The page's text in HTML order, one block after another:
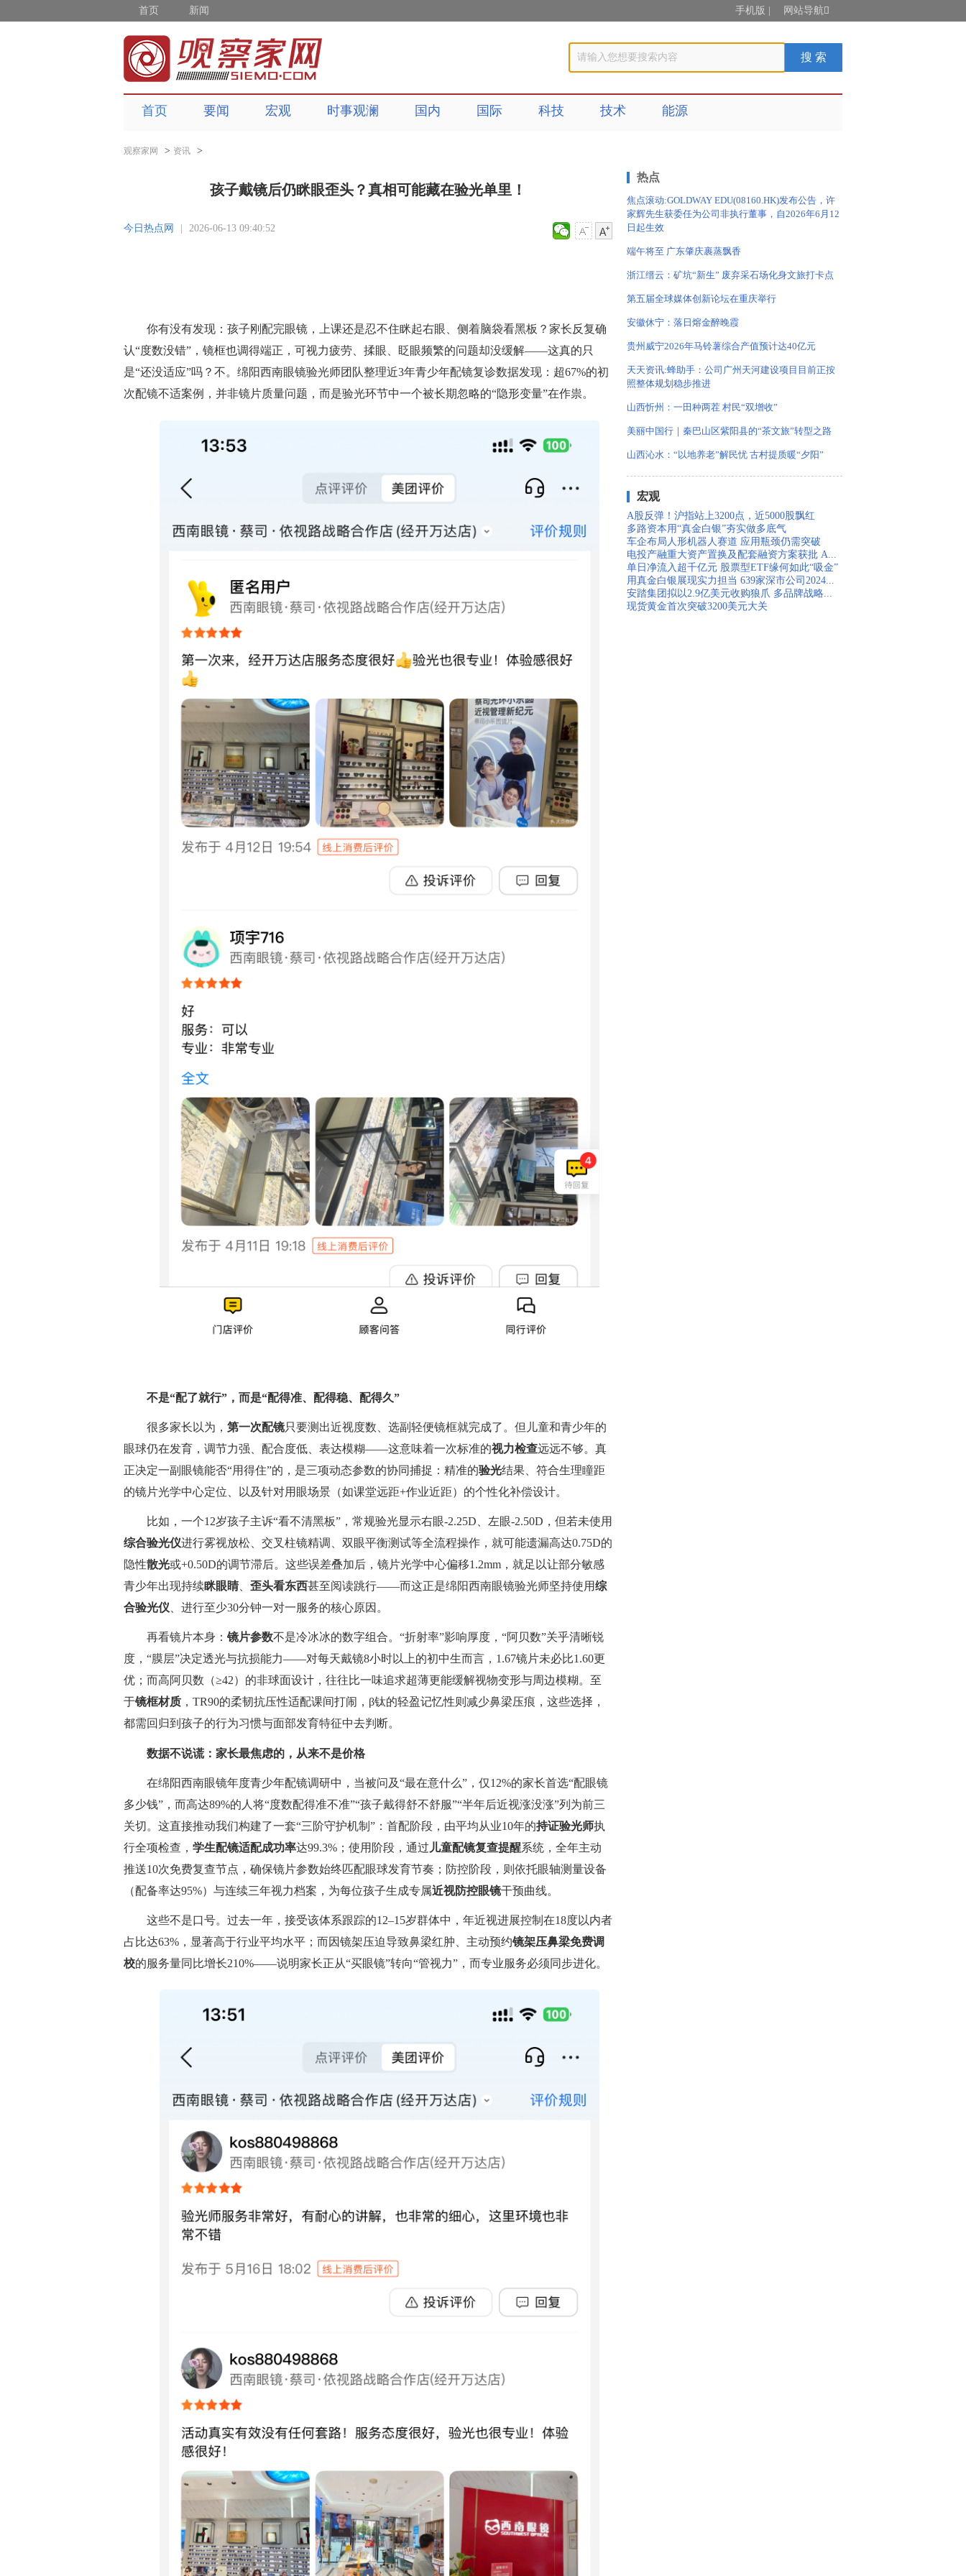
首页 新闻 手机版 网站导航
首页 要闻 宏观 时事观澜 国内 国际 科技 技术 能源
观察家网 > 资讯 >
孩子戴镜后仍眯眼歪头？真相可能藏在验光单里！
今日热点网 2026-06-13 09:40:52
你有没有发现：孩子刚配完眼镜，上课还是忍不住眯起右眼、侧着脑袋看黑板？家长反复确
认“度数没错”，镜框也调得端正，可视力疲劳、揉眼、眨眼频繁的问题却没缓解——这真的只
是“还没适应”吗？不。绵阳西南眼镜验光师团队整理近3年青少年配镜复诊数据发现：超67%的初
次配镜不适案例，并非镜片质量问题，而是验光环节中一个被长期忽略的“隐形变量”在作祟。
不是“配了就行”，而是“配得准、配得稳、配得久”
很多家长以为， 第一次配镜只要测出近视度数、选副轻便镜框就完成了。但儿童和青少年的
眼球仍在发育，调节力强、配合度低、表达模糊——这意味着一次标准的视力检查远远不够。真
正决定一副眼镜能否“用得住”的，是三项动态参数的协同捕捉：精准的验光结果、符合生理瞳距
的镜片光学中心定位、以及针对用眼场景（如课堂远距+作业近距）的个性化补偿设计。
比如，一个12岁孩子主诉“看不清黑板”，常规验光显示右眼-2.25D、左眼-2.50D，但若未使用
综合验光仪进行雾视放松、交叉柱镜精调、双眼平衡测试等全流程操作，就可能遗漏高达0.75D的
隐性散光或+0.50D的调节滞后。这些误差叠加后，镜片光学中心偏移1.2mm，就足以让部分敏感
青少年出现持续眯眼睛、 歪头看东西甚至阅读跳行——而这正是绵阳西南眼镜验光师坚持使用综
合验光仪 、进行至少30分钟一对一服务的核心原因。
再看镜片本身： 镜片参数不是冷冰冰的数字组合。“折射率”影响厚度，“阿贝数”关乎清晰锐
度，“膜层”决定透光与抗损能力——对每天戴镜8小时以上的初中生而言，1.67镜片未必比1.60更
优；而高阿贝数（≥42）的非球面设计，往往比一味追求超薄更能缓解视物变形与周边模糊。至
于镜框材质 ，TR90的柔韧抗压性适配课间打闹，β钛的轻盈记忆性则减少鼻梁压痕，这些选择，
都需回归到孩子的行为习惯与面部发育特征中去判断。
数据不说谎：家长最焦虑的，从来不是价格
在绵阳西南眼镜年度青少年配镜调研中，当被问及“最在意什么”，仅12%的家长首选“配眼镜
多少钱”，而高达89%的人将“度数配得准不准”“孩子戴得舒不舒服”“半年后近视涨没涨”列为前三
关切。这直接推动我们构建了一套“三阶守护机制”：首配阶段，由平均从业10年的持证验光师执
行全项检查， 学生配镜适配成功率达99.3%；使用阶段，通过 儿童配镜复查提醒系统，全年主动
推送10次免费复查节点，确保镜片参数始终匹配眼球发育节奏；防控阶段，则依托眼轴测量设备
（配备率达95%）与连续三年视力档案，为每位孩子生成专属近视防控眼镜干预曲线。
这些不是口号。过去一年，接受该体系跟踪的12–15岁群体中，年近视进展控制在18度以内者
占比达63%，显著高于行业平均水平；而因镜架压迫导致鼻梁红肿、主动预约镜架压鼻梁免费调
校的服务量同比增长210%——说明家长正从“买眼镜”转向“管视力”，而专业服务必须同步进化。
热点
焦点滚动:GOLDWAY EDU(08160.HK)发布公告，许
家辉先生获委任为公司非执行董事，自2026年6月12
日起生效
端午将至 广东肇庆裹蒸飘香
浙江缙云：矿坑“新生” 废弃采石场化身文旅打卡点
第五届全球媒体创新论坛在重庆举行
安徽休宁：落日熔金醉晚霞
贵州威宁2026年马铃薯综合产值预计达40亿元
天天资讯:蜂助手：公司广州天河建设项目目前正按
照整体规划稳步推进
山西忻州：一田种两茬 村民“双增收”
美丽中国行｜秦巴山区紫阳县的“茶文旅”转型之路
山西沁水：“以地养老”解民忧 古村提质暖“夕阳”
宏观
A股反弹！沪指站上3200点，近5000股飘红
多路资本用“真金白银”夯实做多底气
车企布局人形机器人赛道 应用瓶颈仍需突破
电投产融重大资产置换及配套融资方案获批 A...
单日净流入超千亿元 股票型ETF缘何如此“吸金”
用真金白银展现实力担当 639家深市公司2024...
安踏集团拟以2.9亿美元收购狼爪 多品牌战略...
现货黄金首次突破3200美元大关